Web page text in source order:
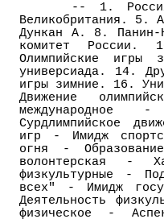
-- 1. Россия.
Великобритания. 5.
Дункан А. 8. Панин-
комитет
Олимпийские игры
универсиада. 14.
игры зимние. 16.
Движение
международное
Сурдлимпийское
игр - Имидж
огня -
волонтерская -
физкультурные -
всех" - Имидж
Деятельность
физическое -